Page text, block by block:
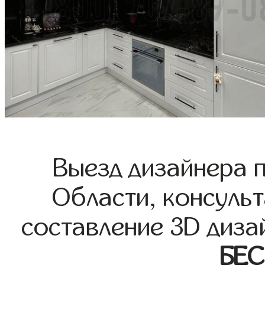
Выезд дизайнера
Области,
составление 3D